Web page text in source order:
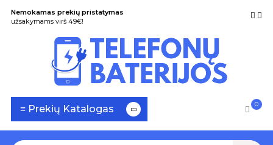
Nemokamas prekių pristatymas
užsakymams virš 49€!
Toggle
navigation
☰ 0
≡ Prekių Katalogas